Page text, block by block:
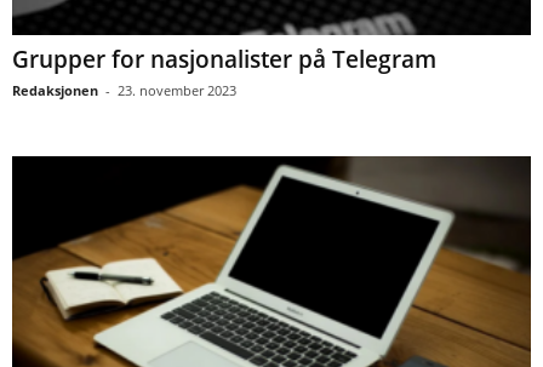
Grupper for nasjonalister på Telegram
Redaksjonen - 23. november 2023